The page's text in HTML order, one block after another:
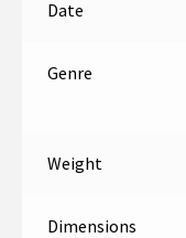
Date
Genre
Weight
Dimensions